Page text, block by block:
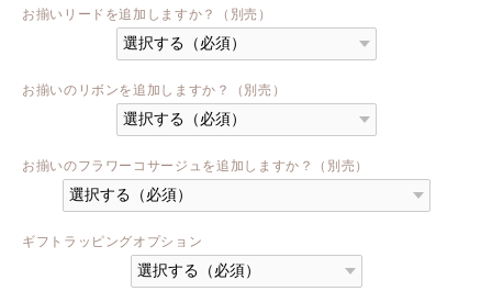
お揃いリードを追加しますか？（別売）
お揃いのリボンを追加しますか？（別売）
お揃いのフラワーコサージュを追加しますか？（別売）
ギフトラッピングオプション